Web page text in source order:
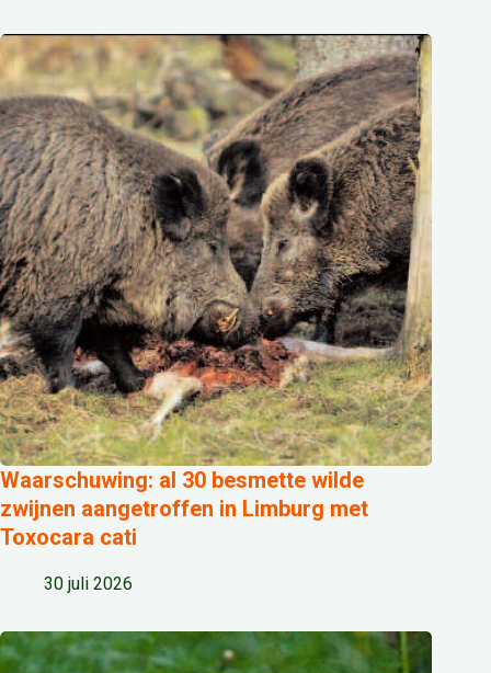
Waarschuwing: al 30 besmette wilde
zwijnen aangetroffen in Limburg met
Toxocara cati
30 juli 2026